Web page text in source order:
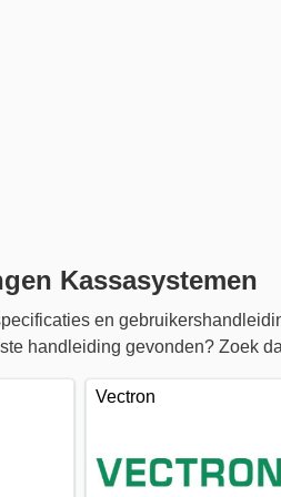
Kassasystemen
en
handleiding gevonden? Zoek
Vectron